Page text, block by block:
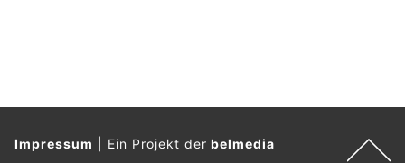
Impressum Ein Projekt derbelmedia